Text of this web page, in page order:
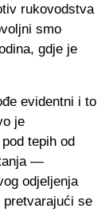
rukovodstva
smo
gdje je
evidentni i to
je
tepih od
—
odjeljenja
pretvarajući se